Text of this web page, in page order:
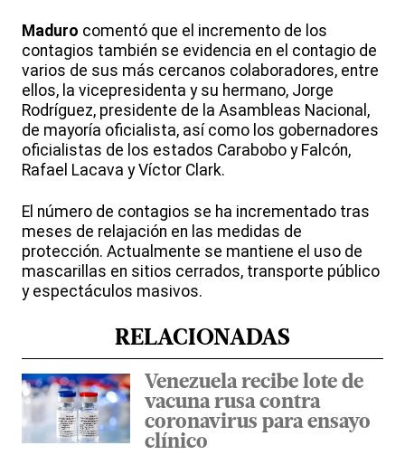
Maduro comentó que el incremento de los
contagios también se evidencia en el contagio de
varios de sus más cercanos colaboradores, entre
ellos, la vicepresidenta y su hermano, Jorge
Rodríguez, presidente de la Asambleas Nacional,
de mayoría oficialista, así como los gobernadores
oficialistas de los estados Carabobo y Falcón,
Rafael Lacava y Víctor Clark.
El número de contagios se ha incrementado tras
meses de relajación en las medidas de
protección. Actualmente se mantiene el uso de
mascarillas en sitios cerrados, transporte público
y espectáculos masivos.
RELACIONADAS
Venezuela recibe lote de
vacuna rusa contra
coronavirus para ensayo
clínico